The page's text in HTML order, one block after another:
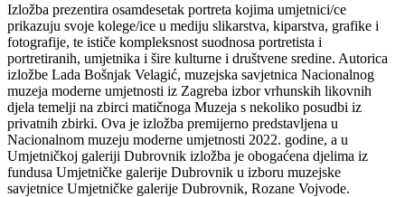
Izložba prezentira osamdesetak portreta kojima umjetnici/ce
prikazuju svoje kolege/ice u mediju slikarstva, kiparstva, grafike i
fotografije, te ističe kompleksnost suodnosa portretista i
portretiranih, umjetnika i šire kulturne i društvene sredine. Autorica
izložbe Lada Bošnjak Velagić, muzejska savjetnica Nacionalnog
muzeja moderne umjetnosti iz Zagreba izbor vrhunskih likovnih
djela temelji na zbirci matičnoga Muzeja s nekoliko posudbi iz
privatnih zbirki. Ova je izložba premijerno predstavljena u
Nacionalnom muzeju moderne umjetnosti 2022. godine, a u
Umjetničkoj galeriji Dubrovnik izložba je obogaćena djelima iz
fundusa Umjetničke galerije Dubrovnik u izboru muzejske
savjetnice Umjetničke galerije Dubrovnik, Rozane Vojvode.